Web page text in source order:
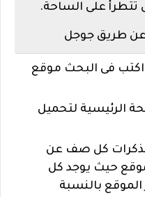
تتطرأ على الساحة.
عن طريق جوجل
فى البحث موقع
الرئيسية لتحميل
كل صف عن
حيث يوجد كل
بالنسبة